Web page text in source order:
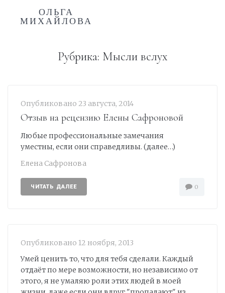
ОЛЬГА
МИХАЙЛОВА
Рубрика: Мысли вслух
Опубликовано 23 августа, 2014
Отзыв на рецензию Елены Сафроновой
Любые профессиональные замечания
уместны, если они справедливы. (далее…)
Елена Сафронова
ЧИТАТЬ ДАЛЕЕ 0
Опубликовано 12 ноября, 2013
Умей ценить то, что для тебя сделали. Каждый
отдаёт по мере возможности, но независимо от
этого, я не умаляю роли этих людей в моей